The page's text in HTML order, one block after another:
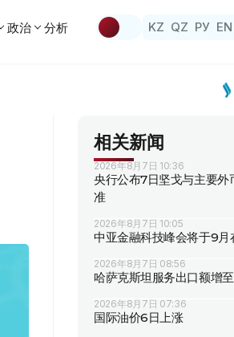
政治 分析 KZ QZ РУ EN
相关新闻
2026年8月7日 10:36
央行公布7日坚戈与主要外
准
2026年8月7日 10:05
中亚金融科技峰会将于9月
2026年8月7日 08:56
哈萨克斯坦服务出口额增
2026年8月7日 07:36
国际油价6日上涨